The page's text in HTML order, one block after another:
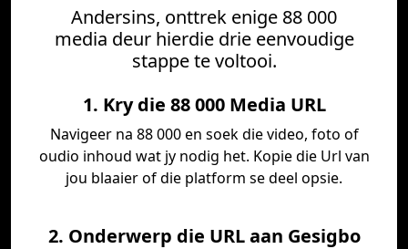
Andersins, onttrek enige 88 000
media deur hierdie drie eenvoudige
stappe te voltooi.
1. Kry die 88 000 Media URL
Navigeer na 88 000 en soek die video, foto of
oudio inhoud wat jy nodig het. Kopie die Url van
jou blaaier of die platform se deel opsie.
2. Onderwerp die URL aan Gesigbo